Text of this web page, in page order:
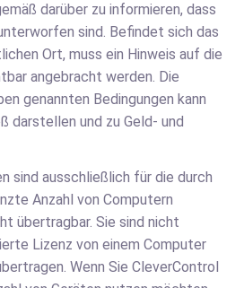
darüber zu informieren, dass
sind. Befindet sich das
Ort, muss ein Hinweis auf die
angebracht werden. Die
genannten Bedingungen kann
darstellen und zu Geld- und
sind ausschließlich für die durch
Anzahl von Computern
übertragbar. Sie sind nicht
Lizenz von einem Computer
Wenn Sie CleverControl